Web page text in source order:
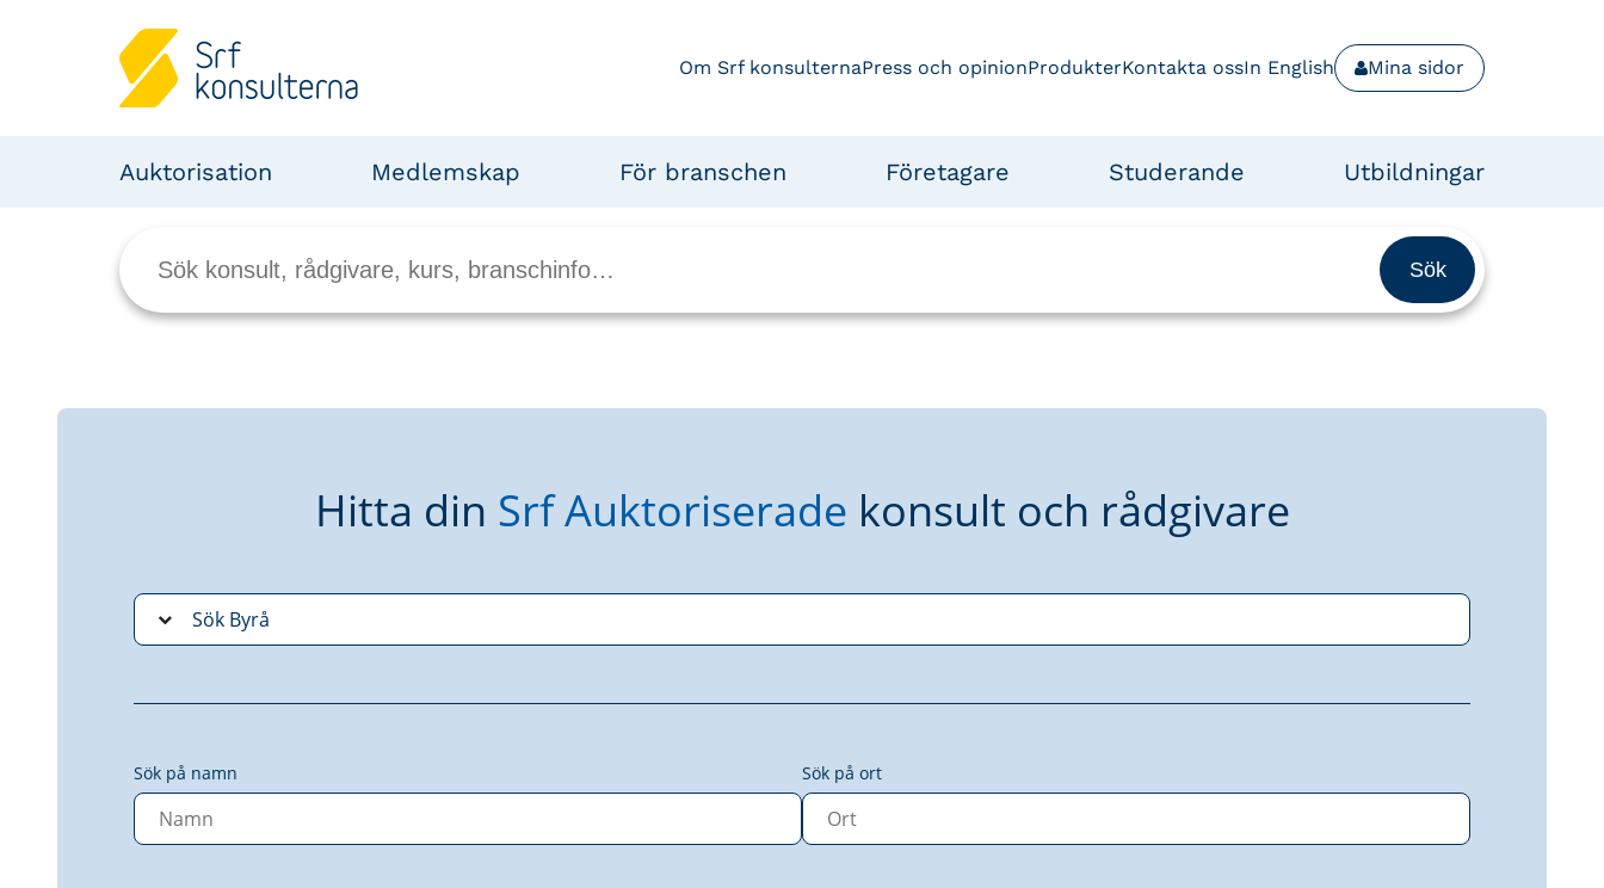
Om Srf konsulternaPress och opinionProdukterKontakta ossIn English Mina sidor
Auktorisation Medlemskap För branschen Företagare Studerande Utbildningar
Hitta din Srf Auktoriserade konsult och rådgivare
Sök på namn Sök på ort